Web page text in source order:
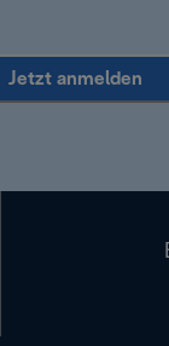
Jetzt anmelden